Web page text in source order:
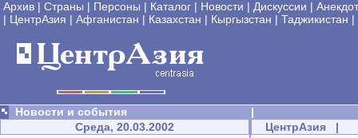
Архив | Страны | Персоны | Каталог | Новости | Дискуссии |
| ЦентрАзия | Афганистан | Казахстан | Кыргызстан | Таджикистан |
Новости и события
|
Среда, 20.03.2002
ЦентрАзия |